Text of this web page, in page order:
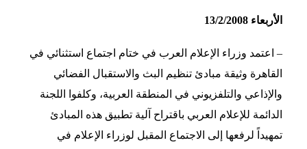
الأربعاء 13/2/2008
– اعتمد وزراء الإعلام العرب في ختام اجتماع استثنائي في
القاهرة وثيقة مبادئ تنظيم البث والاستقبال الفضائي
والإذاعي والتلفزيوني في المنطقة العربية، وكلفوا اللجنة
الدائمة للإعلام العربي باقتراح آلية تطبيق هذه المبادئ
تمهيداً لرفعها إلى الاجتماع المقبل لوزراء الإعلام في